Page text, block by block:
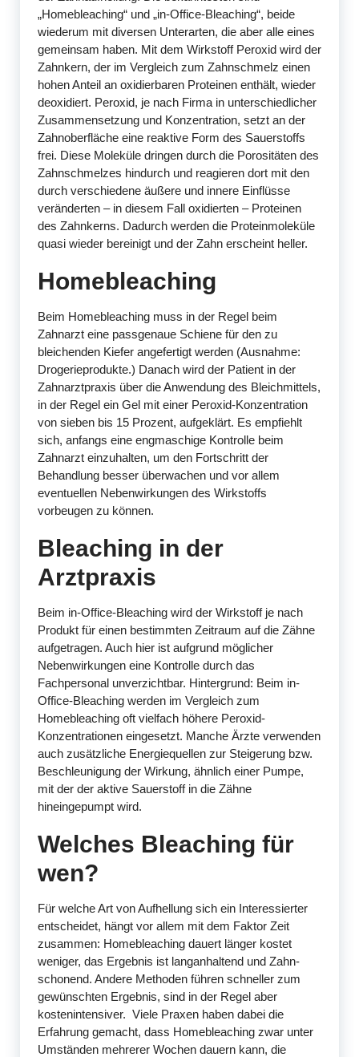
„Homebleaching“ und „in-Office-Bleaching“, beide
wiederum mit diversen Unterarten, die aber alle eines
gemeinsam haben. Mit dem Wirkstoff Peroxid wird der
Zahnkern, der im Vergleich zum Zahnschmelz einen
hohen Anteil an oxidierbaren Proteinen enthält, wieder
deoxidiert. Peroxid, je nach Firma in unterschiedlicher
Zusammensetzung und Konzentration, setzt an der
Zahnoberfläche eine reaktive Form des Sauerstoffs
frei. Diese Moleküle dringen durch die Porositäten des
Zahnschmelzes hindurch und reagieren dort mit den
durch verschiedene äußere und innere Einflüsse
veränderten – in diesem Fall oxidierten – Proteinen
des Zahnkerns. Dadurch werden die Proteinmoleküle
quasi wieder bereinigt und der Zahn erscheint heller.
Homebleaching
Beim Homebleaching muss in der Regel beim
Zahnarzt eine passgenaue Schiene für den zu
bleichenden Kiefer angefertigt werden (Ausnahme:
Drogerieprodukte.) Danach wird der Patient in der
Zahnarztpraxis über die Anwendung des Bleichmittels,
in der Regel ein Gel mit einer Peroxid-Konzentration
von sieben bis 15 Prozent, aufgeklärt. Es empfiehlt
sich, anfangs eine engmaschige Kontrolle beim
Zahnarzt einzuhalten, um den Fortschritt der
Behandlung besser überwachen und vor allem
eventuellen Nebenwirkungen des Wirkstoffs
vorbeugen zu können.
Bleaching in der
Arztpraxis
Beim in-Office-Bleaching wird der Wirkstoff je nach
Produkt für einen bestimmten Zeitraum auf die Zähne
aufgetragen. Auch hier ist aufgrund möglicher
Nebenwirkungen eine Kontrolle durch das
Fachpersonal unverzichtbar. Hintergrund: Beim in-
Office-Bleaching werden im Vergleich zum
Homebleaching oft vielfach höhere Peroxid-
Konzentrationen eingesetzt. Manche Ärzte verwenden
auch zusätzliche Energiequellen zur Steigerung bzw.
Beschleunigung der Wirkung, ähnlich einer Pumpe,
mit der der aktive Sauerstoff in die Zähne
hineingepumpt wird.
Welches Bleaching für
wen?
Für welche Art von Aufhellung sich ein Interessierter
entscheidet, hängt vor allem mit dem Faktor Zeit
zusammen: Homebleaching dauert länger kostet
weniger, das Ergebnis ist langanhaltend und Zahn-
schonend. Andere Methoden führen schneller zum
gewünschten Ergebnis, sind in der Regel aber
kostenintensiver. Viele Praxen haben dabei die
Erfahrung gemacht, dass Homebleaching zwar unter
Umständen mehrerer Wochen dauern kann, die